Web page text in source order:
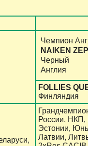
Чемпион
NAIKEN
Черный
Англия
FOLLIES
Финляндия
России, НКП,
Эстонии,
Латвии,